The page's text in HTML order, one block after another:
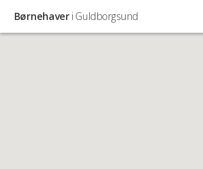
Børnehaveri Guldborgsund